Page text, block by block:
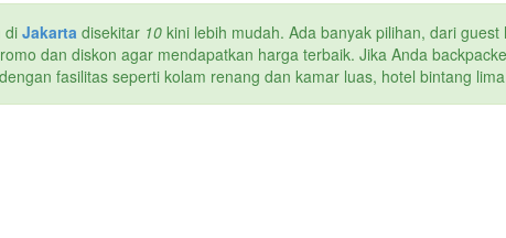
di Jakarta disekitar 10 kini lebih mudah. Ada banyak pilihan, dari
dan diskon agar mendapatkan harga terbaik. Jika Anda
fasilitas seperti kolam renang dan kamar luas, hotel bintang